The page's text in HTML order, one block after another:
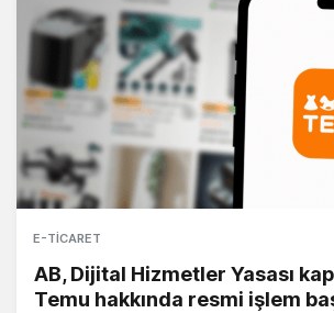
E-TICARET
AB, Dijital Hizmetler Yasası
Temu hakkında resmi işlem